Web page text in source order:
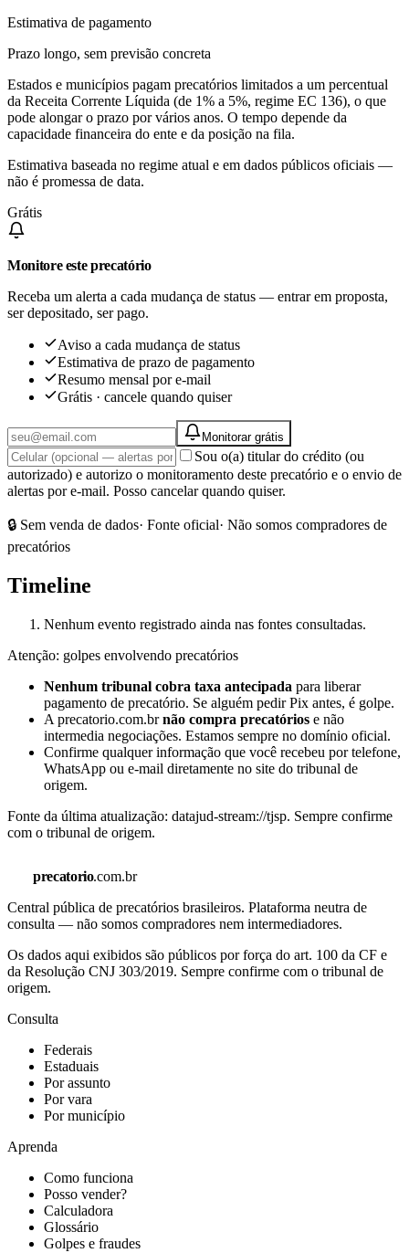
Estimativa de pagamento
Prazo longo, sem previsão concreta
Estados e municípios pagam precatórios limitados a um percentual
da Receita Corrente Líquida (de 1% a 5%, regime EC 136), o que
pode alongar o prazo por vários anos. O tempo depende da
capacidade financeira do ente e da posição na fila.
Estimativa baseada no regime atual e em dados públicos oficiais —
não é promessa de data.
Grátis
Monitore este precatório
Receba um alerta a cada mudança de status — entrar em proposta,
ser depositado, ser pago.
Aviso a cada mudança de status
Estimativa de prazo de pagamento
Resumo mensal por e-mail
Grátis · cancele quando quiser
Monitorar grátis
Sou o(a) titular do crédito (ou
autorizado) e autorizo o monitoramento deste precatório e o envio de
alertas por e-mail. Posso cancelar quando quiser.
🔒 Sem venda de dados· Fonte oficial· Não somos compradores de
precatórios
Timeline
Nenhum evento registrado ainda nas fontes consultadas.
Atenção: golpes envolvendo precatórios
Nenhum tribunal cobra taxa antecipada para liberar
pagamento de precatório. Se alguém pedir Pix antes, é golpe.
A precatorio.com.brnão compra precatórios e não
intermedia negociações. Estamos sempre no domínio oficial.
Confirme qualquer informação que você recebeu por telefone,
WhatsApp ou e-mail diretamente no site do tribunal de
origem.
Fonte da última atualização: datajud-stream://tjsp. Sempre confirme
com o tribunal de origem.
precatorio.com.br
Central pública de precatórios brasileiros. Plataforma neutra de
consulta — não somos compradores nem intermediadores.
Os dados aqui exibidos são públicos por força do art. 100 da CF e
da Resolução CNJ 303/2019. Sempre confirme com o tribunal de
origem.
Consulta
Federais
Estaduais
Por assunto
Por vara
Por município
Aprenda
Como funciona
Posso vender?
Calculadora
Glossário
Golpes e fraudes